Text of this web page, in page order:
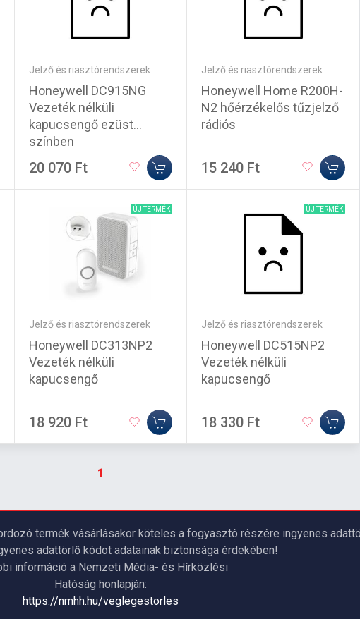
Jelző és riasztórendszerek
Honeywell DC915NG
Vezeték nélküli
kapucsengő ezüst
színben
20 070 Ft
Jelző és riasztórendszerek
Honeywell Home R200H-
N2 hőérzékelős tűzjelző
rádiós
15 240 Ft
ÚJ TERMÉK
Jelző és riasztórendszerek
Honeywell DC313NP2
Vezeték nélküli
kapucsengő
18 920 Ft
ÚJ TERMÉK
Jelző és riasztórendszerek
Honeywell DC515NP2
Vezeték nélküli
kapucsengő
18 330 Ft
1
termék vásárlásakor köteles a fogyasztó részére ingyenes
adattörlő kódot adatainak biztonsága érdekében!
információ a Nemzeti Média- és Hírközlési
Hatóság honlapján:
https://nmhh.hu/veglegestorles